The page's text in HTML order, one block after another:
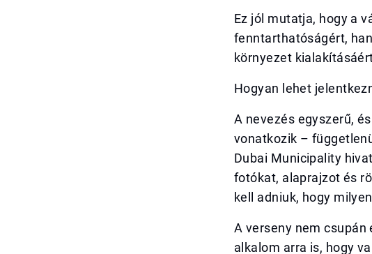
Ez jól mutatja, hogy a
fenntarthatóságért,
környezet
Hogyan lehet
A nevezés egyszerű,
vonatkozik –
Dubai Municipality
fotókat, alaprajzot és
kell adniuk, hogy
A verseny nem
alkalom arra is, hogy